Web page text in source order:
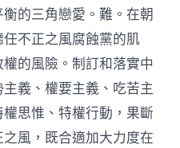
的三角戀愛。難。在朝
不正之風腐蝕黨的肌
的風險。制訂和落實中
義、權要主義、吃苦主
思惟、特權行動，果斷
風，既合適加大力度在